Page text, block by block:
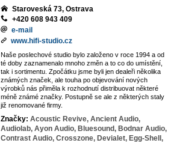
Staroveská 73, Ostrava
+420 608 943 409
e-mail
www.hifi-studio.cz
Naše poslechové studio bylo založeno v roce 1994 a od
té doby zaznamenalo mnoho změn a to co do umístění,
tak i sortimentu. Zpočátku jsme byli jen dealeři několika
známých značek, ale touha po objevování nových
výrobků nás přiměla k rozhodnutí distribuovat některé
méně známé značky. Postupně se ale z některých staly
již renomované firmy.
Značky: Acoustic Revive, Ancient Audio,
Audiolab, Ayon Audio, Bluesound, Bodnar Audio,
Contrast Audio, Crosszone, Devialet, Egg-Shell,